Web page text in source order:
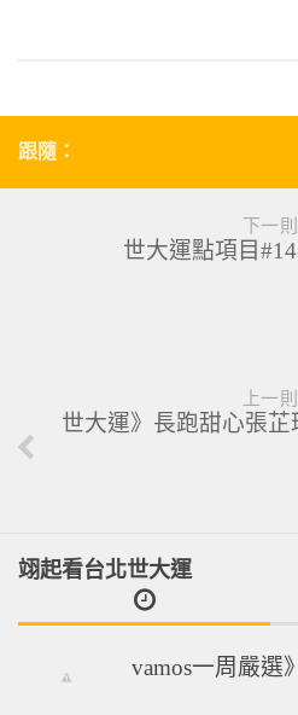
跟隨：
下一則
世大運點項目
上一則
世大運》長跑甜心張
翊起看台北世大運
vamos一周嚴選